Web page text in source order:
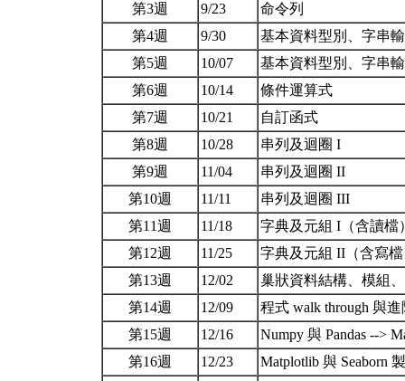
第3週
9/23
命令列
第4週
9/30
基本資料型別、字串
第5週
10/07
基本資料型別、字串
第6週
10/14
條件運算式
第7週
10/21
自訂函式
第8週
10/28
串列及迴圈 I
第9週
11/04
串列及迴圈 II
第10週
11/11
串列及迴圈 III
第11週
11/18
字典及元組 I（含讀檔
第12週
11/25
字典及元組 II（含寫
第13週
12/02
巢狀資料結構、模組
第14週
12/09
程式 walk through 與進
第15週
12/16
Numpy 與 Pandas -->
第16週
12/23 Matplotlib 與 Seaborn